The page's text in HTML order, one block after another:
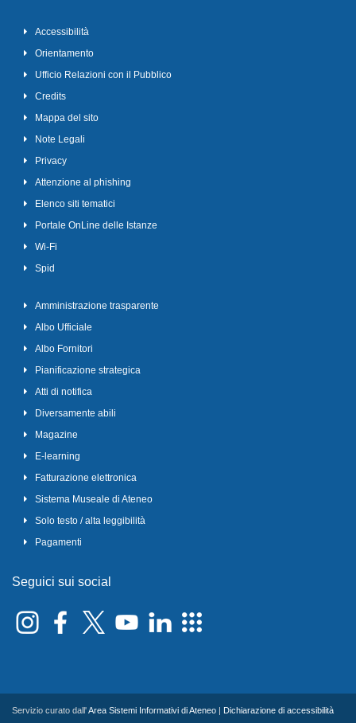
Accessibilità
Orientamento
Ufficio Relazioni con il Pubblico
Credits
Mappa del sito
Note Legali
Privacy
Attenzione al phishing
Elenco siti tematici
Portale OnLine delle Istanze
Wi-Fi
Spid
Amministrazione trasparente
Albo Ufficiale
Albo Fornitori
Pianificazione strategica
Atti di notifica
Diversamente abili
Magazine
E-learning
Fatturazione elettronica
Sistema Museale di Ateneo
Solo testo / alta leggibilità
Pagamenti
Seguici sui social
Servizio curato dall'Area Sistemi Informativi di Ateneo Dichiarazione di accessibilità